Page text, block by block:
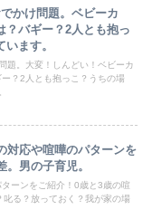
かけ問題。ベビーカ
？バギー？2人とも抱っ
ます。
題。大変！しんどい！ベビーカ
？2人とも抱っこ？うちの場
対応や喧嘩のパターンを
男の子育児。
ーンをご紹介！0歳と3歳の喧
る？放っておく？我が家の場